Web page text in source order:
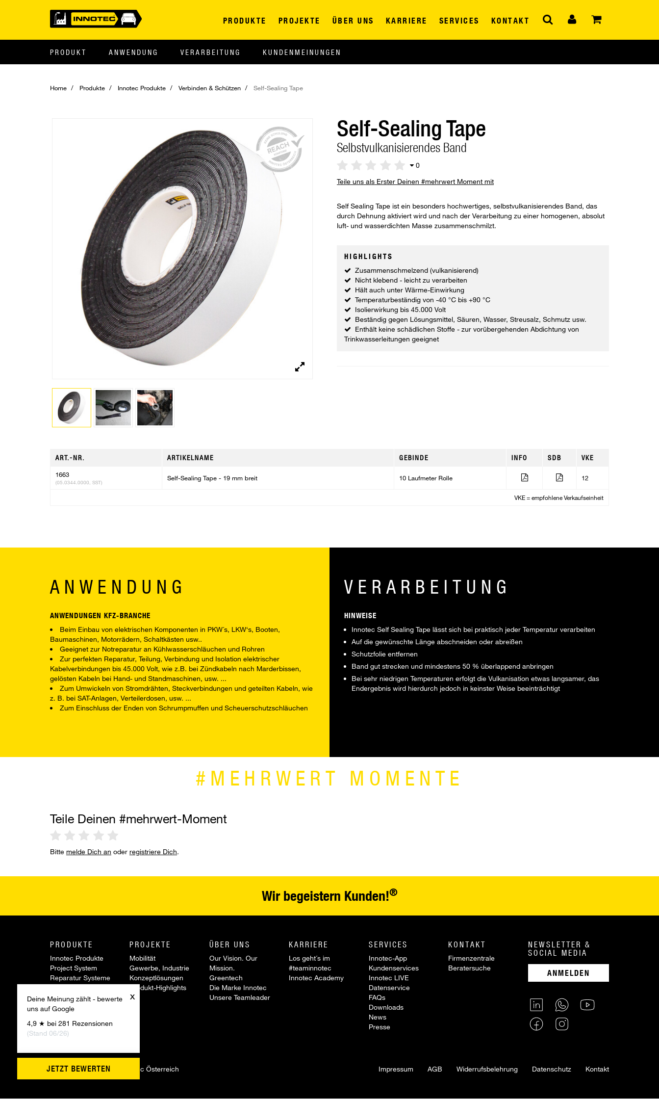
PRODUKTE PROJEKTE ÜBER UNS KARRIERE SERVICES KONTAKT
PRODUKT ANWENDUNG VERARBEITUNG KUNDENMEINUNGEN
Home Produkte Innotec Produkte Verbinden & Schützen Self-Sealing Tape
x
Deine Meinung zählt - bewerte
uns auf Google
4,9 ★ bei 281 Rezensionen
(Stand 06/26)
JETZT BEWERTEN
Self-Sealing Tape
Selbstvulkanisierendes Band
0
Teile uns als Erster Deinen #mehrwert Moment mit
Self Sealing Tape ist ein besonders hochwertiges, selbstvulkanisierendes Band, das
durch Dehnung aktiviert wird und nach der Verarbeitung zu einer homogenen, absolut
luft- und wasserdichten Masse zusammenschmilzt.
HIGHLIGHTS
Zusammenschmelzend (vulkanisierend)
Nicht klebend - leicht zu verarbeiten
Hält auch unter Wärme-Einwirkung
Temperaturbeständig von -40 °C bis +90 °C
Isolierwirkung bis 45.000 Volt
Beständig gegen Lösungsmittel, Säuren, Wasser, Streusalz, Schmutz usw.
Enthält keine schädlichen Stoffe - zur vorübergehenden Abdichtung von
Trinkwasserleitungen geeignet
ART.-NR. ARTIKELNAME GEBINDE INFO SDB VKE
1663
(05.0344.0000, SST)
Self-Sealing Tape - 19 mm breit 10 Laufmeter Rolle 12
VKE = empfohlene Verkaufseinheit
ANWENDUNG
ANWENDUNGEN KFZ-BRANCHE
Beim Einbau von elektrischen Komponenten in PKW´s, LKW‘s, Booten,
Baumaschinen, Motorrädern, Schaltkästen usw..
Geeignet zur Notreparatur an Kühlwasserschläuchen und Rohren
Zur perfekten Reparatur, Teilung, Verbindung und Isolation elektrischer
Kabelverbindungen bis 45.000 Volt, wie z.B. bei Zündkabeln nach Marderbissen,
gelösten Kabeln bei Hand- und Standmaschinen, usw. ...
Zum Umwickeln von Stromdrähten, Steckverbindungen und geteilten Kabeln, wie
z. B. bei SAT-Anlagen, Verteilerdosen, usw. ...
Zum Einschluss der Enden von Schrumpmuffen und Scheuerschutzschläuchen
VERARBEITUNG
HINWEISE
Innotec Self Sealing Tape lässt sich bei praktisch jeder Temperatur verarbeiten
Auf die gewünschte Länge abschneiden oder abreißen
Schutzfolie entfernen
Band gut strecken und mindestens 50 % überlappend anbringen
Bei sehr niedrigen Temperaturen erfolgt die Vulkanisation etwas langsamer, das
Endergebnis wird hierdurch jedoch in keinster Weise beeinträchtigt
#MEHRWERT MOMENTE
Teile Deinen #mehrwert-Moment
Bitte melde Dich an oder registriere Dich.
Wir begeistern Kunden!®
PRODUKTE
Innotec Produkte
Project System
Reparatur Systeme
Zubehör
Sonderartikel
Innovationen
PROJEKTE
Mobilität
Gewerbe, Industrie
Konzeptlösungen
Produkt-Highlights
ÜBER UNS
Our Vision. Our
Mission.
Greentech
Die Marke Innotec
Unsere Teamleader
KARRIERE
Los geht´s im
#teaminnotec
Innotec Academy
SERVICES
Innotec-App
Kundenservices
Innotec LIVE
Datenservice
FAQs
Downloads
News
Presse
KONTAKT
Firmenzentrale
Beratersuche
NEWSLETTER &
SOCIAL MEDIA
ANMELDEN
©2026 Firmengruppe Innotec Österreich Impressum AGB Widerrufsbelehrung Datenschutz Kontakt